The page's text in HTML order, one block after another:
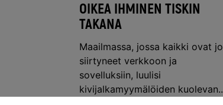
OIKEA IHMINEN TISKIN
TAKANA
Maailmassa, jossa kaikki ovat jo
siirtyneet verkkoon ja
sovelluksiin, luulisi
kivijalkamyymälöiden kuolevan..